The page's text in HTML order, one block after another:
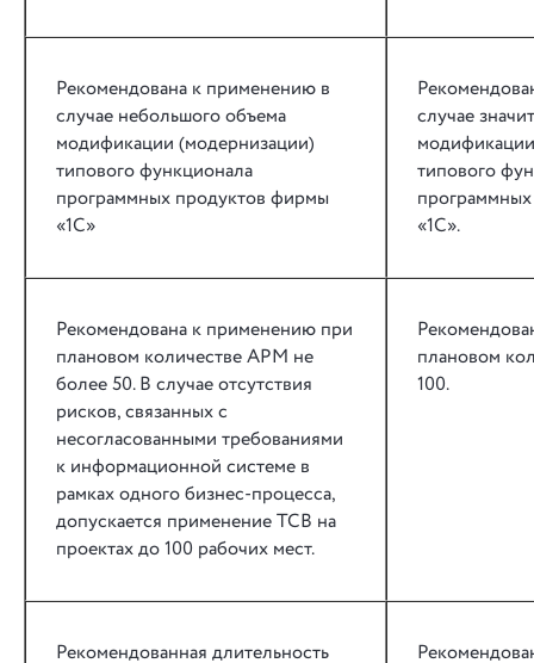
Рекомендована к применению в
случае небольшого объема
модификации (модернизации)
типового функционала
программных продуктов фирмы
«1С»
случае
типового
«1С».
Рекомендована к применению при
плановом количестве АРМ не
более 50. В случае отсутствия
рисков, связанных с
несогласованными требованиями
к информационной системе в
рамках одного бизнес-процесса,
допускается применение ТСВ на
проектах до 100 рабочих мест.
плановом
100.
Рекомендованная длительность